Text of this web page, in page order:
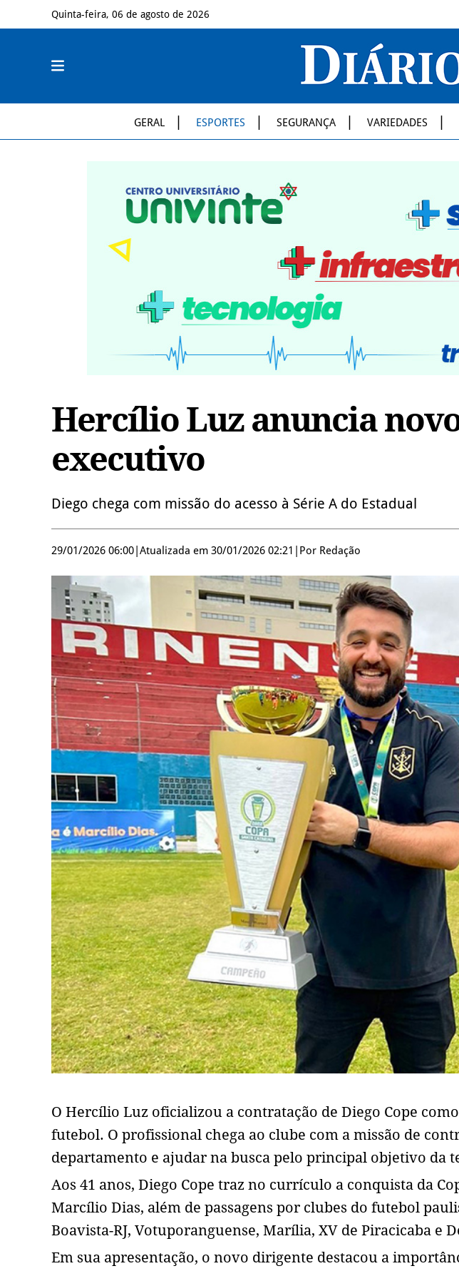
Quinta-feira, 06 de agosto de 2026
GERAL ESPORTES SEGURANÇA VARIEDADES
Hercílio Luz anuncia
executivo
Diego chega com missão do acesso à Série A do Estadual
29/01/2026 06:00 Atualizada em 30/01/2026 02:21 Por Redação
O Hercílio Luz oficializou a contratação de Diego Cope
futebol. O profissional chega ao clube com a missão de
departamento e ajudar na busca pelo principal objetivo da
Aos 41 anos, Diego Cope traz no currículo a conquista da
Marcílio Dias, além de passagens por clubes do futebol
Boavista-RJ, Votuporanguense, Marília, XV de Piracicaba e
Em sua apresentação, o novo dirigente destacou a